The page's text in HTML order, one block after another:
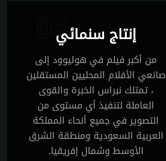
04
إنتاج سنمائي
من أكبر فيلم في هوليوود إلى
صانعي الأفلام المحليين المستقلين
، تمتلك نبراس الخبرة والقوى
العاملة لتنفيذ أي مستوى من
التصوير في جميع أنحاء المملكة
العربية السعودية ومنطقة الشرق
الأوسط وشمال إفريقيا.